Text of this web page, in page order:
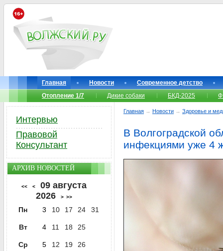
Главная Новости
Современное детство
Отопление 1/7
Дикие собаки БКД-2025
Главная → Новости → Здоровье и
В Волгоградской
инфекциями уже 4
Интервью
Правовой
Консультант
АРХИВ НОВОСТЕЙ
<< <
09 августа
2026
> >>
Пн 3 10 17 24 31
Вт 4 11 18 25
Ср 5 12 19 26